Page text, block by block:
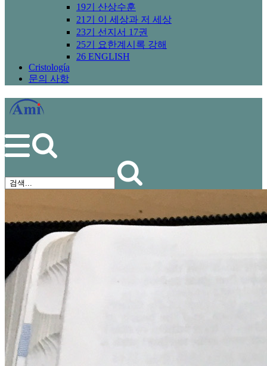
19기 산상수훈
21기 이 세상과 저 세상
23기 선지서 17권
25기 요한계시록 강해
26 ENGLISH
Cristología
문의 사항